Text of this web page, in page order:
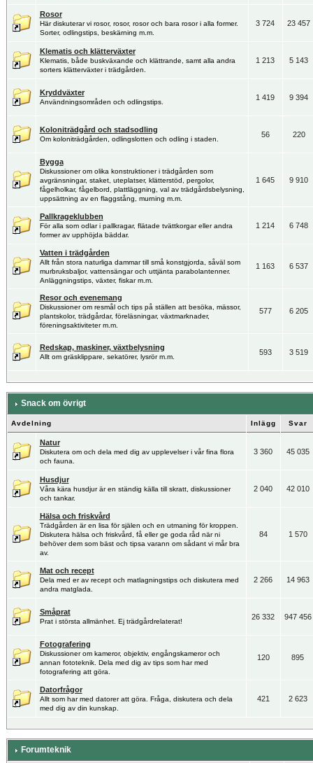
Rosor
Här diskuterar vi rosor, rosor, rosor och bara rosor i alla former.
Sorter, odlingstips, beskärning m.m.
3 724 23 457
Klematis och klätterväxter
Klematis, både buskväxande och klättrande, samt alla andra
sorters klätterväxter i trädgården.
1 213 5 143
Kryddväxter
Användningsområden och odlingstips.
1 419 9 394
Koloniträdgård och stadsodling
Om koloniträdgården, odlingslotten och odling i staden.
56 220
Bygga
Diskussioner om olika konstruktioner i trädgården som
avgränsningar, staket, uteplatser, klätterstöd, pergolor,
fågelholkar, fågelbord, plattläggning, val av trädgårdsbelysning,
uppsättning av en flaggstång, murning m.m.
1 645 9 910
Pallkrageklubben
För alla som odlar i pallkragar, flätade tvättkorgar eller andra
former av upphöjda bäddar.
1 214 6 748
Vatten i trädgården
Allt från stora naturliga dammar till små konstgjorda, såväl som
murbruksbaljor, vattensängar och uttjänta parabolantenner.
Anläggningstips, växter, fiskar m.m.
1 163 6 537
Resor och evenemang
Diskussioner om resmål och tips på ställen att besöka, mässor,
plantskolor, trädgårdar, föreläsningar, växtmarknader,
föreningsaktiviteter m.m.
577 6 205
Redskap, maskiner, växtbelysning
Allt om gräsklippare, sekatörer, lysrör m.m.
593 3 519
Snack om övrigt
Avdelning Inlägg Svar
Natur
Diskutera om och dela med dig av upplevelser i vår fina flora
och fauna.
3 360 45 035
Husdjur
Våra kära husdjur är en ständig källa till skratt, diskussioner
och tankar.
2 040 42 010
Hälsa och friskvård
Trädgården är en lisa för själen och en utmaning för kroppen.
Diskutera hälsa och friskvård, få eller ge goda råd när ni
behöver dem som bäst och tipsa varann om sådant vi mår bra
av.
84 1 570
Mat och recept
Dela med er av recept och matlagningstips och diskutera med
andra matglada.
2 266 14 963
Småprat
Prat i största allmänhet. Ej trädgårdrelaterat!
26 332 947 456
Fotografering
Diskussioner om kameror, objektiv, engångskameror och
annan fototeknik. Dela med dig av tips som har med
fotografering att göra.
120 895
Datorfrågor
Allt som har med datorer att göra. Fråga, diskutera och dela
med dig av din kunskap.
421 2 623
Forumteknik